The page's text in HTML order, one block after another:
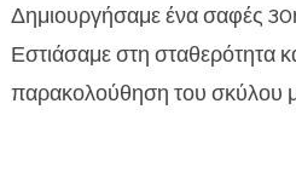
Δημιουργήσαμε ένα σαφές
Εστιάσαμε στη σταθερότητα
παρακολούθηση του σκύλου